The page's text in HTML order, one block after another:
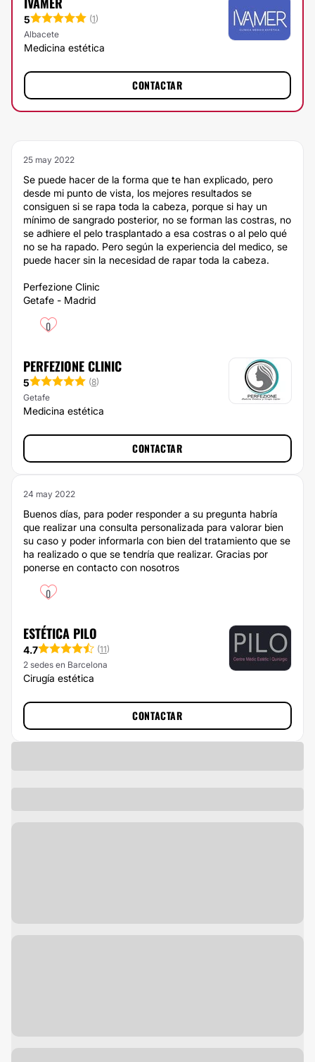
5 (1)
Albacete
Medicina estética
CONTACTAR
25 may 2022
Se puede hacer de la forma que te han explicado, pero
desde mi punto de vista, los mejores resultados se
consiguen si se rapa toda la cabeza, porque si hay un
mínimo de sangrado posterior, no se forman las costras, no
se adhiere el pelo trasplantado a esa costras o al pelo qué
no se ha rapado. Pero según la experiencia del medico, se
puede hacer sin la necesidad de rapar toda la cabeza.
Perfezione Clinic
Getafe - Madrid
0
PERFEZIONE CLINIC
5 (8)
Getafe
Medicina estética
CONTACTAR
24 may 2022
Buenos días, para poder responder a su pregunta habría
que realizar una consulta personalizada para valorar bien
su caso y poder informarla con bien del tratamiento que se
ha realizado o que se tendría que realizar. Gracias por
ponerse en contacto con nosotros
0
ESTÉTICA PILO
4.7 (11)
2 sedes en Barcelona
Cirugía estética
CONTACTAR